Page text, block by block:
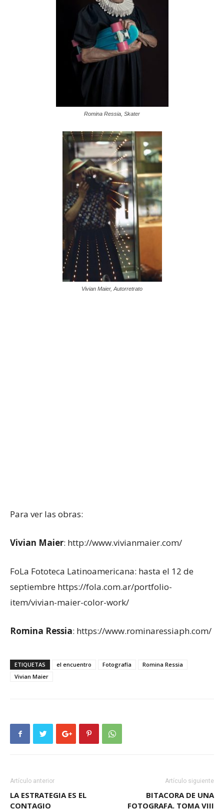
Romina Ressia, Skater
Vivian Maier, Autorretrato
Para ver las obras:
Vivian Maier: http://www.vivianmaier.com/
FoLa Fototeca Latinoamericana: hasta el 12 de
septiembre https://fola.com.ar/portfolio-
item/vivian-maier-color-work/
Romina Ressia: https://www.rominaressiaph.com/
ETIQUETAS el encuentro Fotografía
Romina Ressia
Vivian Maier
Artículo anterior
LA ESTRATEGIA ES EL
CONTAGIO
Artículo siguiente
BITACORA DE UNA
FOTOGRAFA. TOMA VIII